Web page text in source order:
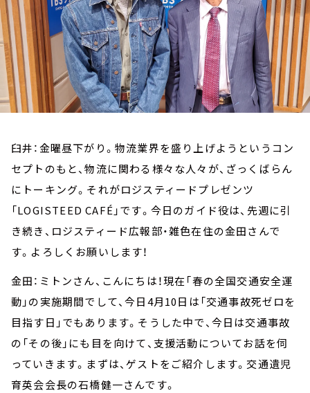
臼井：金曜昼下がり。物流業界を盛り上げようというコン
セプトのもと、物流に関わる様々な人々が、ざっくばらん
にトーキング。それがロジスティードプレゼンツ
「LOGISTEED CAFÉ」です。今日のガイド役は、先週に引
き続き、ロジスティード広報部・雑色在住の金田さんで
す。よろしくお願いします！
金田：ミトンさん、こんにちは！現在「春の全国交通安全運
動」の実施期間でして、今日4月10日は「交通事故死ゼロを
目指す日」でもあります。そうした中で、今日は交通事故
の「その後」にも目を向けて、支援活動についてお話を伺
っていきます。まずは、ゲストをご紹介します。交通遺児
育英会会長の石橋健一さんです。